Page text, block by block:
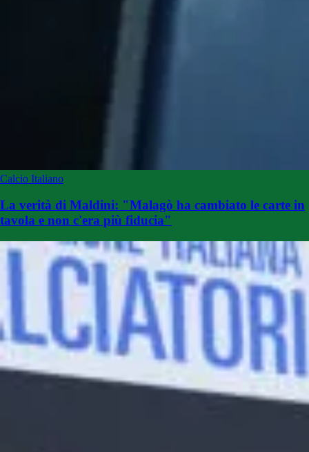
Calcio Italiano
La verità di Maldini: "Malagò ha cambiato le carte in
tavola e non c'era più fiducia"